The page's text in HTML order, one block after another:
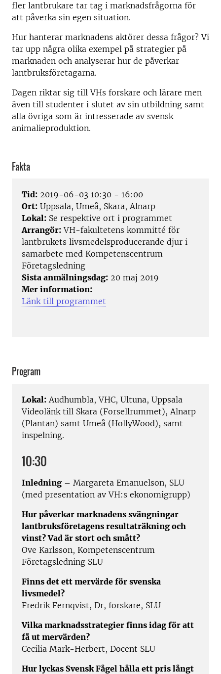
fler lantbrukare tar tag i marknadsfrågorna för
att påverka sin egen situation.
Hur hanterar marknadens aktörer dessa frågor? Vi
tar upp några olika exempel på strategier på
marknaden och analyserar hur de påverkar
lantbruksföretagarna.
Dagen riktar sig till VHs forskare och lärare men
även till studenter i slutet av sin utbildning samt
alla övriga som är intresserade av svensk
animalieproduktion.
Fakta
Tid: 2019-06-03 10:30 - 16:00
Ort: Uppsala, Umeå, Skara, Alnarp
Lokal: Se respektive ort i programmet
Arrangör: VH-fakultetens kommitté för
lantbrukets livsmedelsproducerande djur i
samarbete med Kompetenscentrum
Företagsledning
Sista anmälningsdag: 20 maj 2019
Mer information:
Länk till programmet
Program
Lokal: Audhumbla, VHC, Ultuna, Uppsala
Videolänk till Skara (Forsellrummet), Alnarp
(Plantan) samt Umeå (HollyWood), samt
inspelning.
10:30
Inledning – Margareta Emanuelson, SLU
(med presentation av VH:s ekonomigrupp)
Hur påverkar marknadens svängningar
lantbruksföretagens resultaträkning och
vinst? Vad är stort och smått?
Ove Karlsson, Kompetenscentrum
Företagsledning SLU
Finns det ett mervärde för svenska
livsmedel?
Fredrik Fernqvist, Dr, forskare, SLU
Vilka marknadsstrategier finns idag för att
få ut mervärden?
Cecilia Mark-Herbert, Docent SLU
Hur lyckas Svensk Fågel hålla ett pris långt